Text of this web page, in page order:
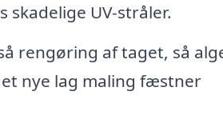
UV-stråler.
rengøring af taget, så
nye lag maling fæstner